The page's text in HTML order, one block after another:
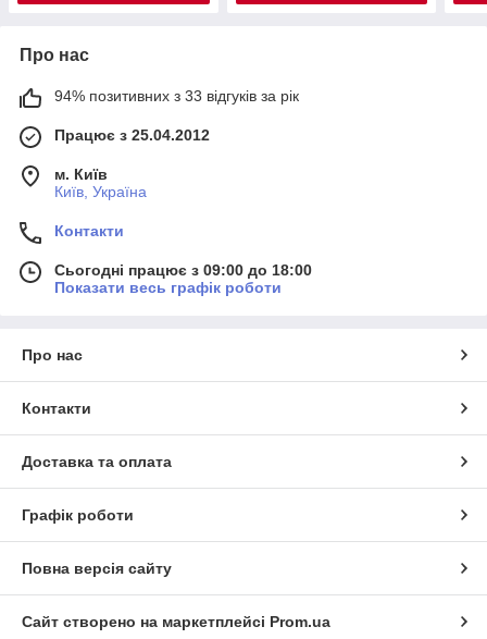
Про нас
94% позитивних з 33 відгуків за рік
Працює з 25.04.2012
м. Київ
Київ, Україна
Контакти
Сьогодні працює з 09:00 до 18:00
Показати весь графік роботи
Про нас
Контакти
Доставка та оплата
Графік роботи
Повна версія сайту
Сайт створено на маркетплейсі Prom.ua